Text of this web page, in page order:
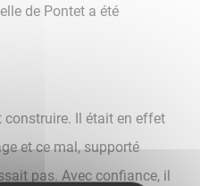
de Pontet a été
construire. Il était en effet
et ce mal, supporté
pas. Avec confiance, il